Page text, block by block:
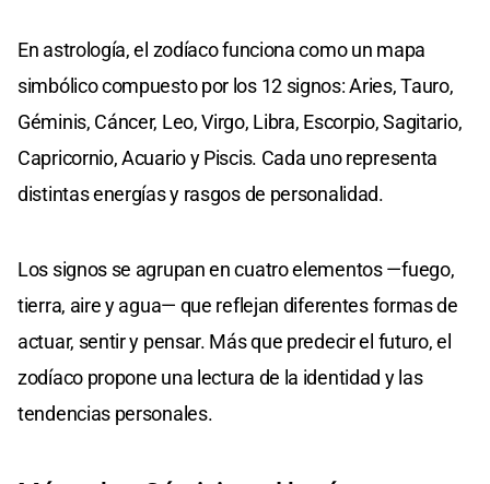
En astrología, el zodíaco funciona como un mapa
simbólico compuesto por los 12 signos: Aries, Tauro,
Géminis, Cáncer, Leo, Virgo, Libra, Escorpio, Sagitario,
Capricornio, Acuario y Piscis. Cada uno representa
distintas energías y rasgos de personalidad.
Los signos se agrupan en cuatro elementos —fuego,
tierra, aire y agua— que reflejan diferentes formas de
actuar, sentir y pensar. Más que predecir el futuro, el
zodíaco propone una lectura de la identidad y las
tendencias personales.